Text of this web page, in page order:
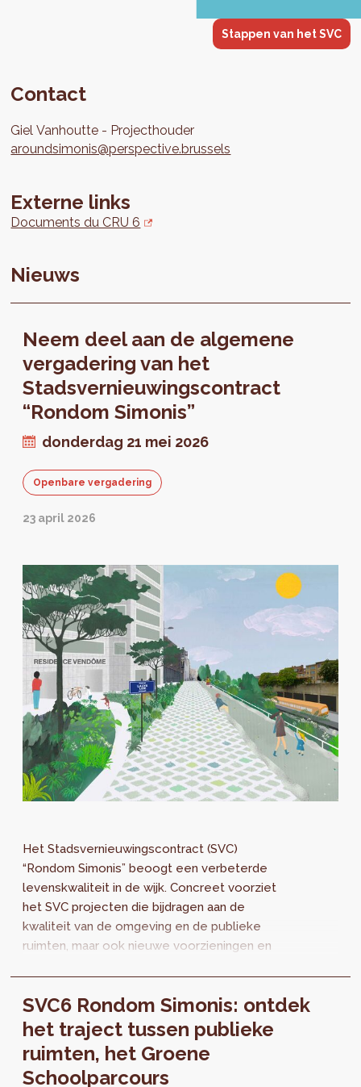
Stappen van het SVC
Contact
Giel Vanhoutte
Projecthouder
aroundsimonis@perspective.brussels
Externe links
Documents du CRU 6
Nieuws
Neem deel aan de algemene
vergadering van het
Stadsvernieuwingscontract
“Rondom Simonis”
donderdag 21 mei 2026
Openbare vergadering
23 april 2026
Het Stadsvernieuwingscontract (SVC)
“Rondom Simonis” beoogt een verbeterde
levenskwaliteit in de wijk. Concreet voorziet
het SVC projecten die bijdragen aan de
kwaliteit van de omgeving en de publieke
ruimten, maar ook nieuwe voorzieningen en
SVC6 Rondom Simonis: ontdek
het traject tussen publieke
ruimten, het Groene
Schoolparcours